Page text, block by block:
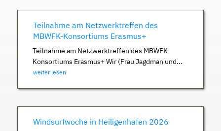
Teilnahme am Netzwerktreffen des
MBWFK-Konsortiums Erasmus+
Teilnahme am Netzwerktreffen des MBWFK-
Konsortiums Erasmus+ Wir (Frau Jagdman und...
weiter lesen
Windsurfwoche in Heiligenhafen 2026